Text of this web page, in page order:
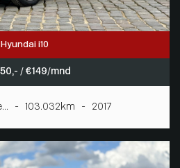
Hyundai i10
/ € 149/mnd
- 103.032km - 2017